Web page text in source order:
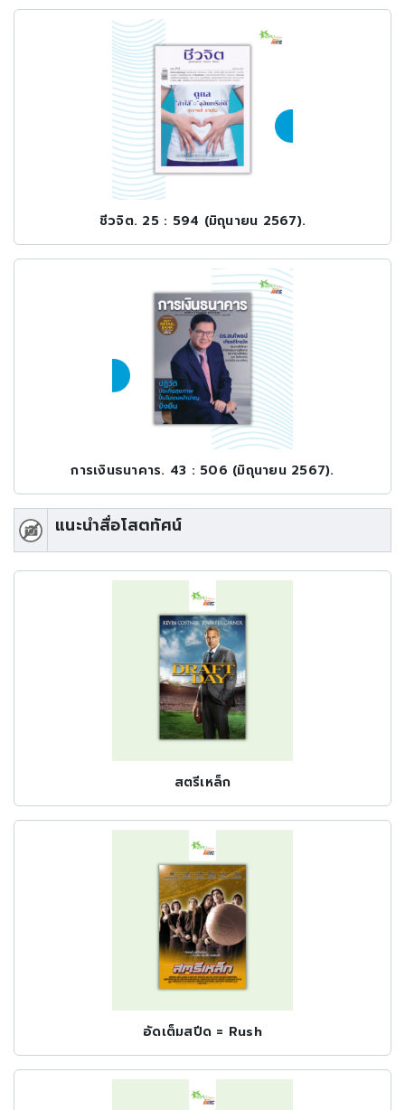
ชีวจิต. 25 : 594 (มิถุนายน 2567).
การเงินธนาคาร. 43 : 506 (มิถุนายน 2567).
แนะนำสื่อโสตทัศน์
สตรีเหล็ก
อัดเต็มสปีด = Rush